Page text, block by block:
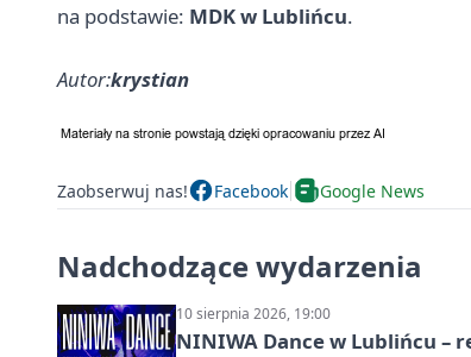
na podstawie: MDK w Lublińcu.
Autor:krystian
Zaobserwuj nas! Facebook Google News
Nadchodzące wydarzenia
10 sierpnia 2026, 19:00
NINIWA Dance w Lublińcu –